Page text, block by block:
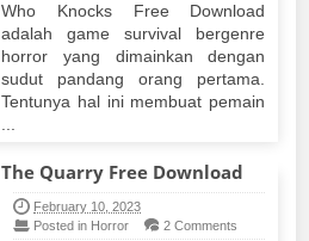
Who Knocks Free Download
adalah game survival bergenre
horror yang dimainkan dengan
sudut pandang orang pertama.
Tentunya hal ini membuat pemain
The Quarry Free Download
February 10, 2023
Posted in Horror
2 Comments